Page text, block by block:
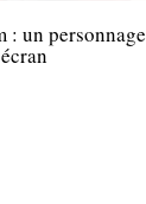
: un personnage